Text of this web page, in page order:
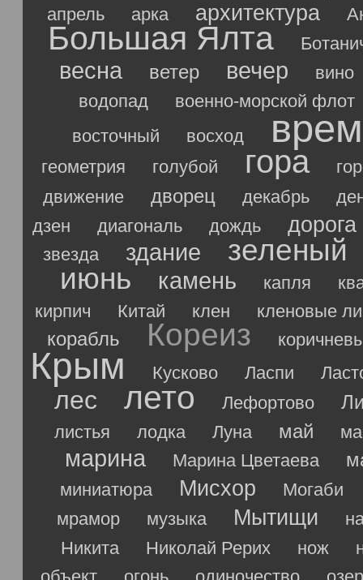
апрель арка архитектура
Большая Ялта
весна ветер вечер
вино
водопад
военно-морской флот
восточный
восход
геометрия голубой гора
движение
дворец декабрь
дзен
диагональ дождь дорога
звезда здание
зеленый
июнь
камень капля
кирпич
Китай клен кленовые
корабль Кореиз
Крым Кусково Ласпи
лес лето Лефортово
листья лодка Луна май
марина Марина Цветаева
миниатюра Мисхор
Могаби
мрамор
музыка Мытищи
Никита
Николай Рерих нож